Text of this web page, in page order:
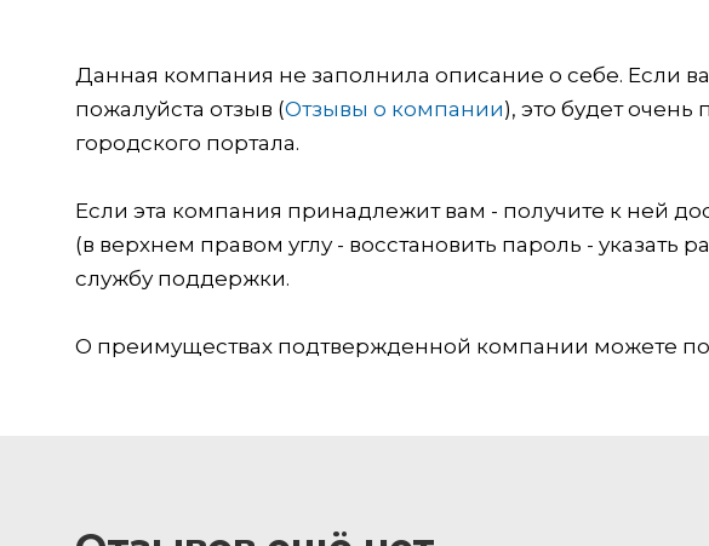
Данная компания не заполнила описание о себе. Если
пожалуйста отзыв (Отзывы о компании), это будет
городского портала.
Если эта компания принадлежит вам - получите к ней
(в верхнем правом углу - восстановить пароль - указать
службу поддержки.
О преимуществах подтвержденной компании можете